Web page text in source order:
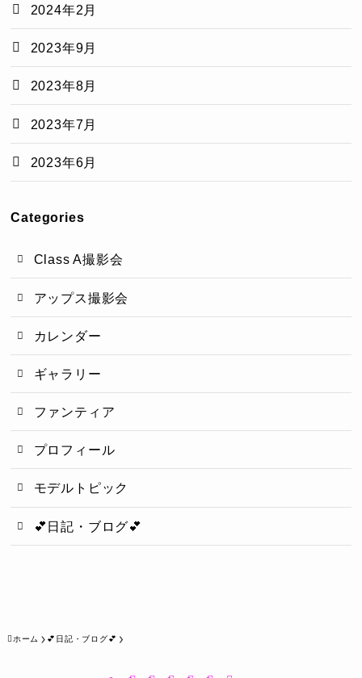
2024年2月
2023年9月
2023年8月
2023年7月
2023年6月
Categories
Class A撮影会
アップス撮影会
カレンダー
ギャラリー
ファンティア
プロフィール
モデルトピック
💕日記・ブログ💕
ホーム 💕日記・ブログ💕